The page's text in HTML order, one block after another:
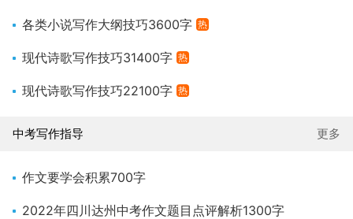
各类小说写作大纲技巧3600字 热
现代诗歌写作技巧31400字 热
现代诗歌写作技巧22100字 热
中考写作指导 更多
作文要学会积累700字
2022年四川达州中考作文题目点评解析1300字